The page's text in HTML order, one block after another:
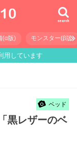
search
(α版) モンスター(β版)
用しています
ベッド
黒レザーのベ